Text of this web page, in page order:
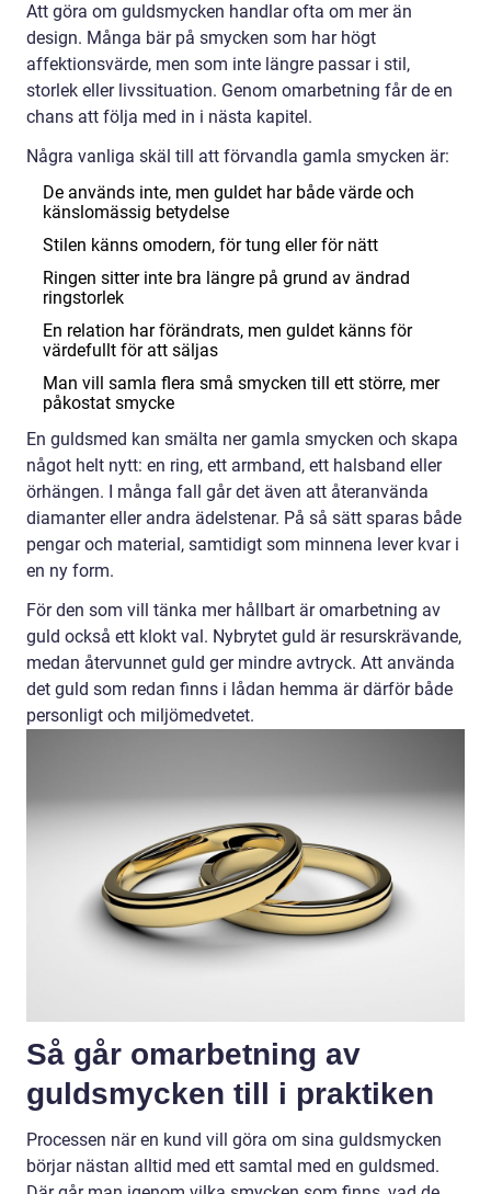
Att göra om guldsmycken handlar ofta om mer än
design. Många bär på smycken som har högt
affektionsvärde, men som inte längre passar i stil,
storlek eller livssituation. Genom omarbetning får de en
chans att följa med in i nästa kapitel.
Några vanliga skäl till att förvandla gamla smycken är:
De används inte, men guldet har både värde och
känslomässig betydelse
Stilen känns omodern, för tung eller för nätt
Ringen sitter inte bra längre på grund av ändrad
ringstorlek
En relation har förändrats, men guldet känns för
värdefullt för att säljas
Man vill samla flera små smycken till ett större, mer
påkostat smycke
En guldsmed kan smälta ner gamla smycken och skapa
något helt nytt: en ring, ett armband, ett halsband eller
örhängen. I många fall går det även att återanvända
diamanter eller andra ädelstenar. På så sätt sparas både
pengar och material, samtidigt som minnena lever kvar i
en ny form.
För den som vill tänka mer hållbart är omarbetning av
guld också ett klokt val. Nybrytet guld är resurskrävande,
medan återvunnet guld ger mindre avtryck. Att använda
det guld som redan finns i lådan hemma är därför både
personligt och miljömedvetet.
Så går omarbetning av
guldsmycken till i praktiken
Processen när en kund vill göra om sina guldsmycken
börjar nästan alltid med ett samtal med en guldsmed.